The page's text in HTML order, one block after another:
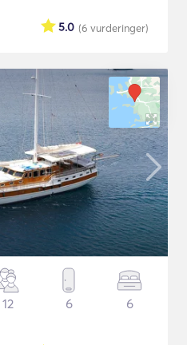
(6 vurderinger)
5.0
12 6 6